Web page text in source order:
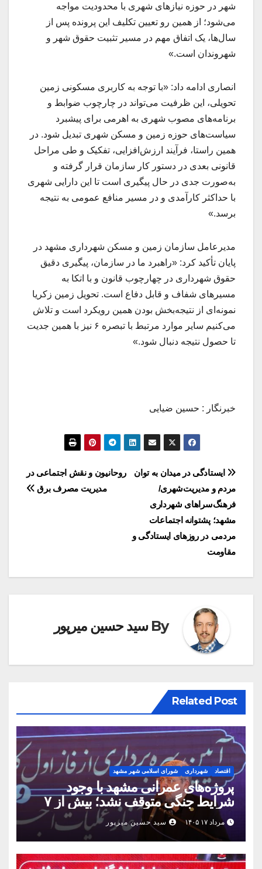
شهر در حوزه نیازهای شهری با محدودیت مواجه
می‌شود؛ از همین رو تعیین تکلیف این پرونده پس از
سال‌ها، یک اتفاق مهم در مسیر تثبیت حقوق شهر و
شهروندان است.»
انصاری ادامه داد: «با توجه به کاربری مسکونی زمین
تحویلی، این ظرفیت می‌تواند در چارچوب ضوابط و
برنامه‌های مصوب شهری به اهرمی برای پیشبرد
سیاست‌های حوزه زمین و مسکن شهری تبدیل شود. در
همین راستا، فرآیند ارزش‌افزایی، تفکیک و طی مراحل
قانونی بعدی در دستور کار سازمان قرار گرفته و
به‌صورت جدی در حال پیگیری است تا این دارایی شهری
با حداکثر کارآمدی و در مسیر منافع عمومی به نتیجه
برسد.»
مدیرعامل سازمان زمین و مسکن شهرداری مشهد در
پایان تأکید کرد: «راهبرد ما در سازمان، پیگیری دقیق
حقوق شهرداری در چهارچوب قانون و با اتکا به
مسیرهای شفاف و قابل دفاع است. تحویل زمین زکریا
نمونه‌ای از نتیجه‌بخش بودن همین رویکرد است و تلاش
می‌کنیم سایر موارد مرتبط با تبصره ۶ نیز با همین جدیت
تا حصول نتیجه دنبال شود.»
خبرنگار : حسین ضیایی
راهبری
نوشته
روحانیون و نقش اجتماعی در
مدیریت مصرف برق
ایستادگی در میدان به توان
مردم و مدیریت‌شهری/
فرهنگ‌سراهای شهرداری
مشهد؛ پشتوانه اجتماعات
مردمی در روزهای ایستادگی و
مقاومت
By سید حسین میرپور
Related Post
اقتصاد شهرداری شورای اسلامی شهر مشهد
پروژه‌های عمرانی مشهد با وجود
شرایط جنگی متوقف نشد؛ بیش از ۷
همت پروژه در ۱۶۰ روز به بهره‌برداری
رسید
مرداد ۱۷ ۱۴۰۵ سید حسین میرپور